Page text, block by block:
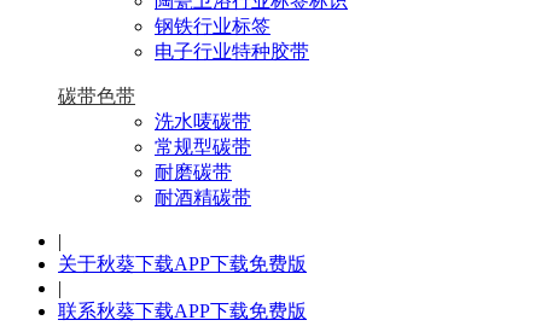
钢铁行业标签
电子行业特种胶带
碳带色带
洗水唛碳带
常规型碳带
耐磨碳带
耐酒精碳带
|
关于秋葵下载APP下载免费版
|
联系秋葵下载APP下载免费版